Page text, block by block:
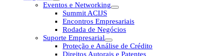
Eventos e Networking
Summit ACIJS
Encontros Empresariais
Rodada de Negócios
Suporte Empresarial
Proteção e Análise de Crédito
Direitos Autorais e Patentes